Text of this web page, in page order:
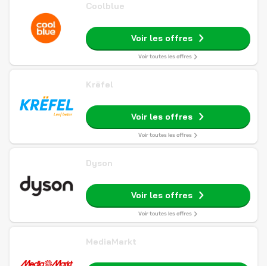
Coolblue
Voir les offres
Voir toutes les offres
Krëfel
Voir les offres
Voir toutes les offres
Dyson
Voir les offres
Voir toutes les offres
MediaMarkt